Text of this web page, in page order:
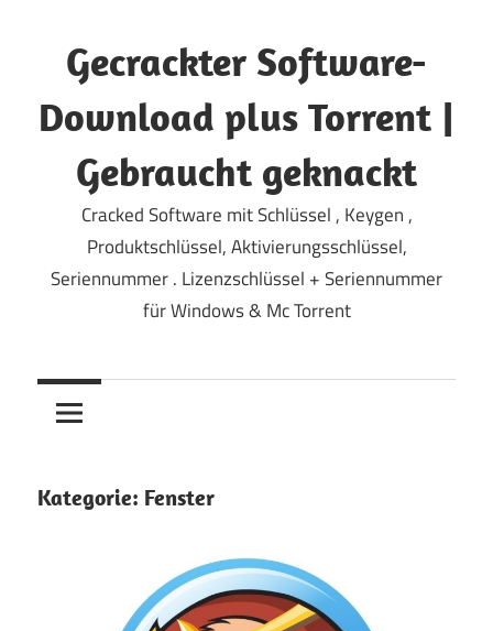
Inhalt
springen
Gecrackter Software-
Download plus Torrent |
Gebraucht geknackt
Cracked Software mit Schlüssel , Keygen ,
Produktschlüssel, Aktivierungsschlüssel,
Seriennummer . Lizenzschlüssel + Seriennummer
für Windows & Mc Torrent
Kategorie: Fenster